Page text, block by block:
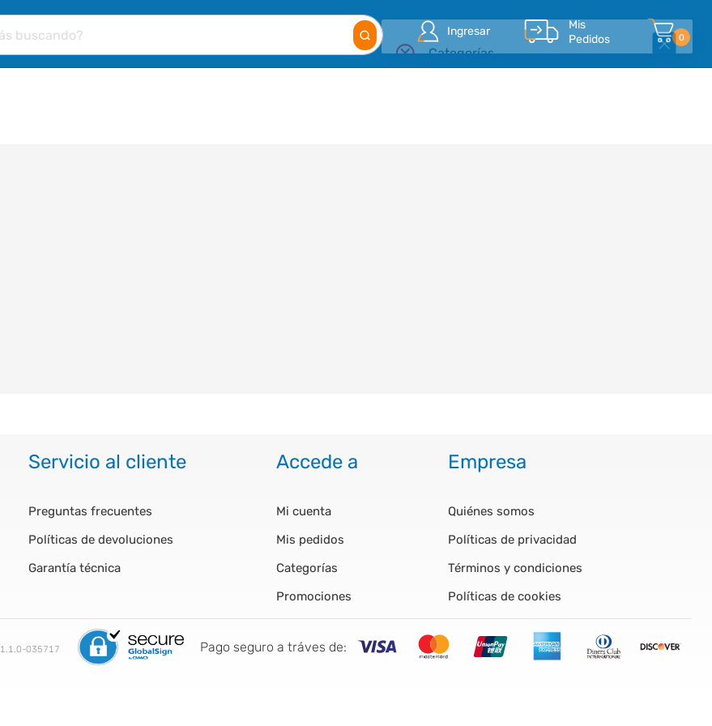
Ingresar
Mis
Pedidos
0
Servicio al cliente
Preguntas frecuentes
Políticas de devoluciones
Garantía técnica
Accede a
Mi cuenta
Mis pedidos
Categorías
Promociones
Empresa
Quiénes somos
Políticas de privacidad
Términos y condiciones
Políticas de cookies
1.1.0-035717 Pago seguro a tráves de: